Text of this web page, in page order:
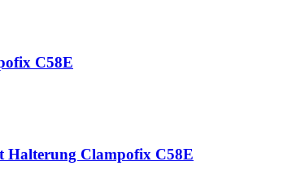
C58E
Halterung Clampofix C58E